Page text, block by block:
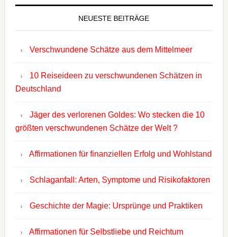
NEUESTE BEITRÄGE
Verschwundene Schätze aus dem Mittelmeer
10 Reiseideen zu verschwundenen Schätzen in
Deutschland
Jäger des verlorenen Goldes: Wo stecken die 10
größten verschwundenen Schätze der Welt ?
Affirmationen für finanziellen Erfolg und Wohlstand
Schlaganfall: Arten, Symptome und Risikofaktoren
Geschichte der Magie: Ursprünge und Praktiken
Affirmationen für Selbstliebe und Reichtum